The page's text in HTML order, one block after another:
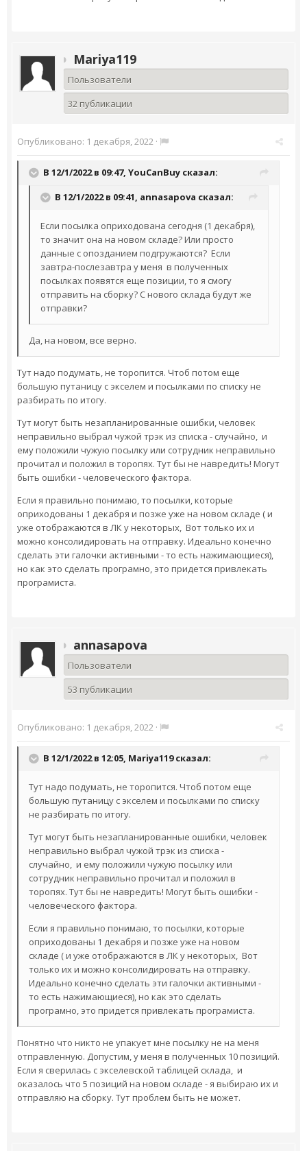
Mariya119
Пользователи
32 публикации
Опубликовано: 1 декабря, 2022 ·
В 12/1/2022 в 09:47, YouCanBuy сказал:
В 12/1/2022 в 09:41, annasapova сказал:
Если посылка оприходована сегодня (1 декабря),
то значит она на новом складе? Или просто
данные с опозданием подгружаются? Если
завтра-послезавтра у меня в полученных
посылках появятся еще позиции, то я смогу
отправить на сборку? С нового склада будут же
отправки?
Да, на новом, все верно.
Тут надо подумать, не торопится. Чтоб потом еще
большую путаницу с экселем и посылками по списку не
разбирать по итогу.
Тут могут быть незапланированные ошибки, человек
неправильно выбрал чужой трэк из списка - случайно, и
ему положили чужую посылку или сотрудник неправильно
прочитал и положил в торопях. Тут бы не навредить! Могут
быть ошибки - человеческого фактора.
Если я правильно понимаю, то посылки, которые
оприходованы 1 декабря и позже уже на новом складе ( и
уже отображаются в ЛК у некоторых, Вот только их и
можно консолидировать на отправку. Идеально конечно
сделать эти галочки активными - то есть нажимающиеся),
но как это сделать програмно, это придется привлекать
програмиста.
annasapova
Пользователи
53 публикации
Опубликовано: 1 декабря, 2022 ·
В 12/1/2022 в 12:05, Mariya119сказал:
Тут надо подумать, не торопится. Чтоб потом еще
большую путаницу с экселем и посылками по списку
не разбирать по итогу.
Тут могут быть незапланированные ошибки, человек
неправильно выбрал чужой трэк из списка -
случайно, и ему положили чужую посылку или
сотрудник неправильно прочитал и положил в
торопях. Тут бы не навредить! Могут быть ошибки -
человеческого фактора.
Если я правильно понимаю, то посылки, которые
оприходованы 1 декабря и позже уже на новом
складе ( и уже отображаются в ЛК у некоторых, Вот
только их и можно консолидировать на отправку.
Идеально конечно сделать эти галочки активными -
то есть нажимающиеся), но как это сделать
програмно, это придется привлекать програмиста.
Понятно что никто не упакует мне посылку не на меня
отправленную. Допустим, у меня в полученных 10 позиций.
Если я сверилась с экселевской таблицей склада, и
оказалось что 5 позиций на новом складе - я выбираю их и
отправляю на сборку. Тут проблем быть не может.